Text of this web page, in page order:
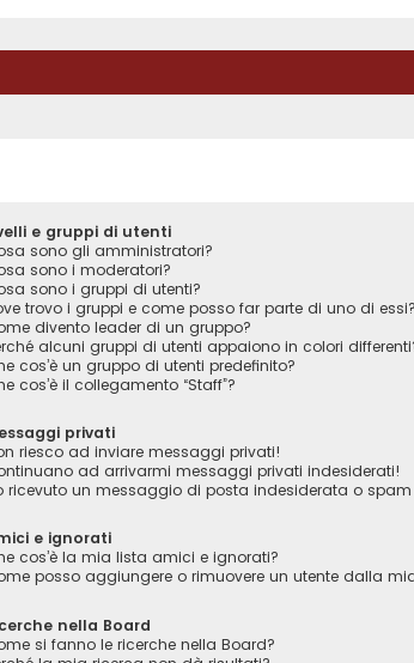
e gruppi di utenti
sono gli amministratori?
sono i moderatori?
sono i gruppi di utenti?
trovo i gruppi e come posso far parte di uno di essi?
divento leader di un gruppo?
alcuni gruppi di utenti appaiono in colori
cos’è un gruppo di utenti predefinito?
cos’è il collegamento “Staff”?
privati
riesco ad inviare messaggi privati!
ad arrivarmi messaggi privati indesiderati!
ricevuto un messaggio di posta indesiderata o
e ignorati
cos’è la mia lista amici e ignorati?
posso aggiungere o rimuovere un utente dalla
nella Board
si fanno le ricerche nella Board?